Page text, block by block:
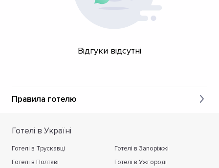
Відгуки відсутні
Правила готелю
Готелі в Україні
Готелі в Трускавці
Готелі в Запоріжжі
Готелі в Полтаві
Готелі в Ужгороді